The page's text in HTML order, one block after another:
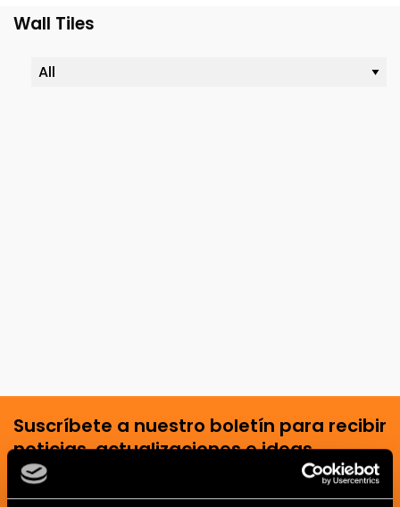
Wall Tiles
Suscríbete a nuestro boletín para recibir
noticias, actualizaciones e ideas
creativas del mundo de la cerámica y el
interiorismo.